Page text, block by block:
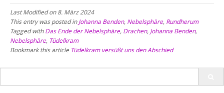
Last Modified on 8. März 2024
This entry was posted inJohanna Benden, Nebelsphäre, Rundherum
Tagged withDas Ende der Nebelsphäre, Drachen, Johanna Benden,
Nebelsphäre, Tüdelkram
Bookmark this article Tüdelkram versüßt uns den Abschied